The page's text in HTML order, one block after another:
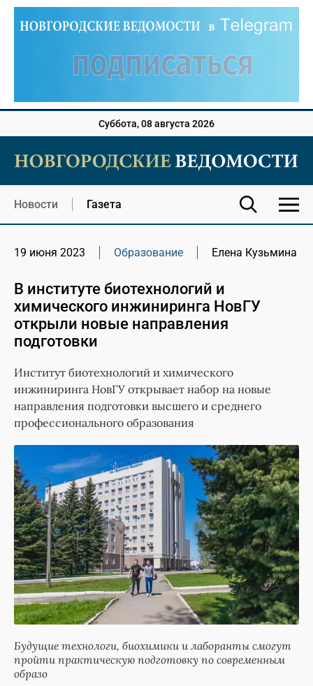
Суббота, 08 августа 2026
Новости Газета
19 июня 2023 Образование Елена Кузьмина
В институте биотехнологий и
химического инжиниринга НовГУ
открыли новые направления
подготовки
Институт биотехнологий и химического
инжиниринга НовГУ открывает набор на новые
направления подготовки высшего и среднего
профессионального образования
Будущие технологи, биохимики и лаборанты смогут
пройти практическую подготовку по современным
образо